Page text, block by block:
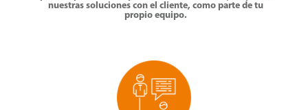
nuestras soluciones con el cliente, como parte de tu
propio equipo.